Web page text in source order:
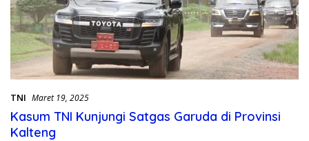
TNI Maret 19, 2025
Kasum TNI Kunjungi Satgas Garuda di Provinsi
Kalteng